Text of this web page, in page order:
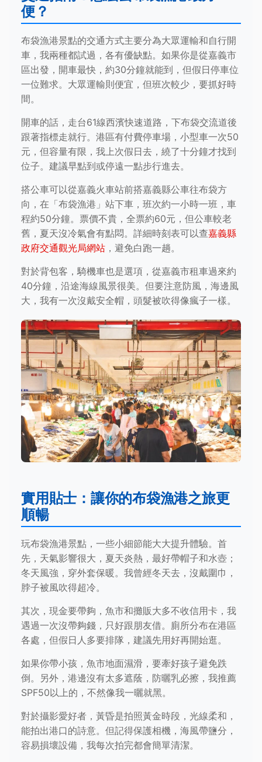
便？
布袋漁港景點的交通方式主要分為大眾運輸和自行開
車，我兩種都試過，各有優缺點。如果你是從嘉義市
區出發，開車最快，約30分鐘就能到，但假日停車位
一位難求。大眾運輸則便宜，但班次較少，要抓好時
間。
開車的話，走台61線西濱快速道路，下布袋交流道後
跟著指標走就行。港區有付費停車場，小型車一次50
元，但容量有限，我上次假日去，繞了十分鐘才找到
位子。建議早點到或停遠一點步行進去。
搭公車可以從嘉義火車站前搭嘉義縣公車往布袋方
向，在「布袋漁港」站下車，班次約一小時一班，車
程約50分鐘。票價不貴，全票約60元，但公車較老
舊，夏天沒冷氣會有點悶。詳細時刻表可以查嘉義縣
政府交通觀光局網站 ，避免白跑一趟。
對於背包客，騎機車也是選項，從嘉義市租車過來約
40分鐘，沿途海線風景很美。但要注意防風，海邊風
大，我有一次沒戴安全帽，頭髮被吹得像瘋子一樣。
實用貼士：讓你的布袋漁港之旅更
順暢
玩布袋漁港景點，一些小細節能大大提升體驗。首
先，天氣影響很大，夏天炎熱，最好帶帽子和水壺；
冬天風強，穿外套保暖。我曾經冬天去，沒戴圍巾，
脖子被風吹得超冷。
其次，現金要帶夠，魚市和攤販大多不收信用卡，我
遇過一次沒帶夠錢，只好跟朋友借。廁所分布在港區
各處，但假日人多要排隊，建議先用好再開始逛。
如果你帶小孩，魚市地面濕滑，要牽好孩子避免跌
倒。另外，港邊沒有太多遮蔭，防曬乳必擦，我推薦
SPF50以上的，不然像我一曬就黑。
對於攝影愛好者，黃昏是拍照黃金時段，光線柔和，
能拍出港口的詩意。但記得保護相機，海風帶鹽分，
容易損壞設備，我每次拍完都會簡單清潔。